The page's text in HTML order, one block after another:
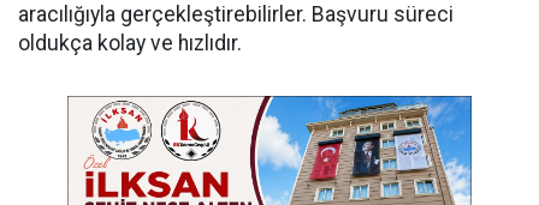
aracılığıyla gerçekleştirebilirler. Başvuru süreci
oldukça kolay ve hızlıdır.